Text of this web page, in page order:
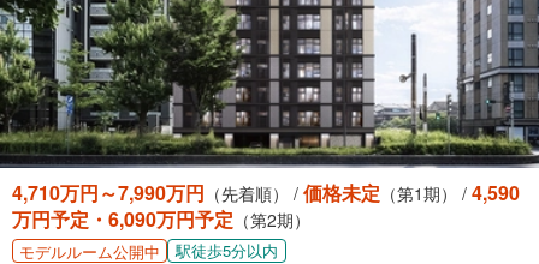
4,710万円～7,990万円 （先着順） / 価格未定 （第1期） / 4,590
万円予定・6,090万円予定 （第2期）
モデルルーム公開中 駅徒歩5分以内